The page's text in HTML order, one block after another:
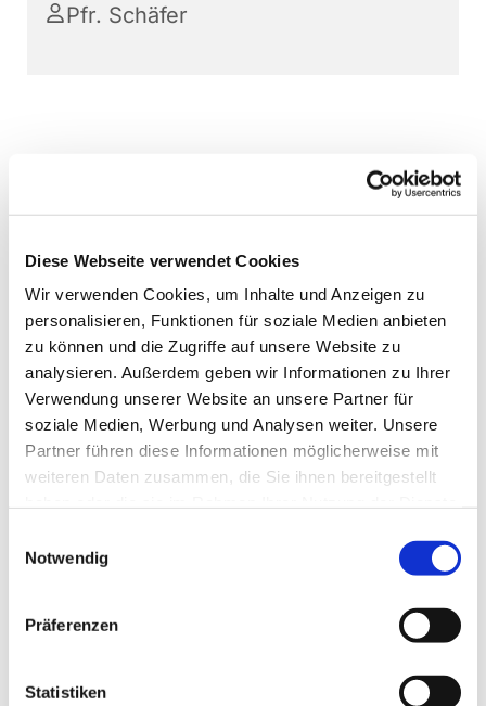
Diese Webseite verwendet Cookies
Wir verwenden Cookies, um Inhalte und Anzeigen zu
personalisieren, Funktionen für soziale Medien anbieten
zu können und die Zugriffe auf unsere Website zu
analysieren. Außerdem geben wir Informationen zu Ihrer
Verwendung unserer Website an unsere Partner für
soziale Medien, Werbung und Analysen weiter. Unsere
Partner führen diese Informationen möglicherweise mit
weiteren Daten zusammen, die Sie ihnen bereitgestellt
Notwendig
Präferenzen
Statistiken
Pfr. Schäfer
Dies könnte Sie auch